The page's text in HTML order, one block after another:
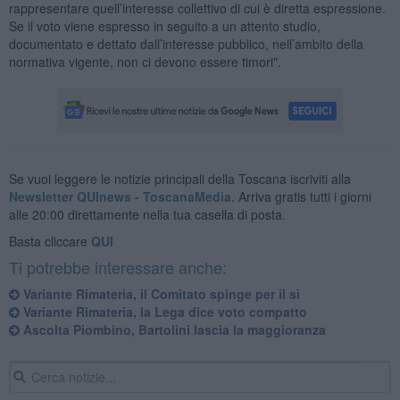
rappresentare quell’interesse collettivo di cui è diretta espressione.
Se il voto viene espresso in seguito a un attento studio,
documentato e dettato dall’interesse pubblico, nell’ambito della
normativa vigente, non ci devono essere timori".
Se vuoi leggere le notizie principali della Toscana iscriviti alla
Newsletter QUInews - ToscanaMedia. Arriva gratis tutti i giorni
alle 20:00 direttamente nella tua casella di posta.
Basta cliccare QUI
Ti potrebbe interessare anche:
Variante Rimateria, il Comitato spinge per il sì
Variante Rimateria, la Lega dice voto compatto
Ascolta Piombino, Bartolini lascia la maggioranza